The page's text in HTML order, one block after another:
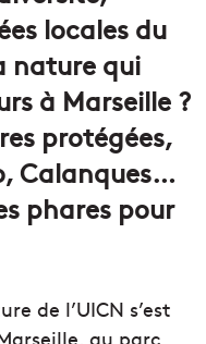
locales du
nature qui
à Marseille ?
protégées,
Calanques…
phares pour
de l’UICN s’est
au parc